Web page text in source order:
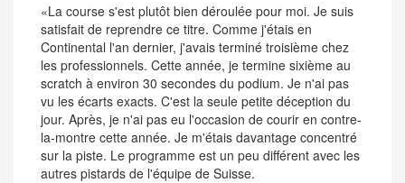
«La course s'est plutôt bien déroulée pour moi. Je suis
satisfait de reprendre ce titre. Comme j'étais en
Continental l'an dernier, j'avais terminé troisième chez
les professionnels. Cette année, je termine sixième au
scratch à environ 30 secondes du podium. Je n'ai pas
vu les écarts exacts. C'est la seule petite déception du
jour. Après, je n'ai pas eu l'occasion de courir en contre-
la-montre cette année. Je m'étais davantage concentré
sur la piste. Le programme est un peu différent avec les
autres pistards de l'équipe de Suisse.